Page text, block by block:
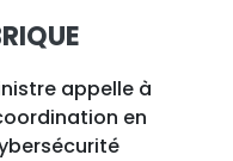
appelle à
en